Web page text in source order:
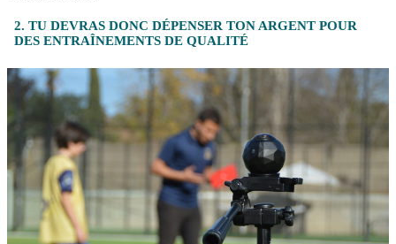
2. TU DEVRAS DONC DÉPENSER TON ARGENT POUR
DES ENTRAÎNEMENTS DE QUALITÉ